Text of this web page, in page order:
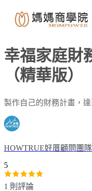
幸福家庭財
（精華版）
製作自己的財務計畫，
HOWTRUE好厝顧問團隊
5
1 則評論